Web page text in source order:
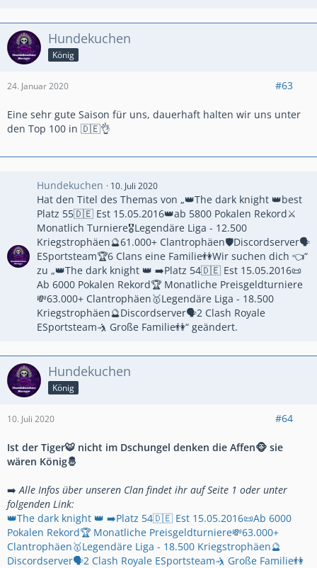
Hundekuchen
König
24. Januar 2020 #63
Eine sehr gute Saison für uns, dauerhaft halten wir uns unter
den Top 100 in 🇩🇪👌
Hundekuchen 10. Juli 2020
Hat den Titel des Themas von „👑The dark knight 👑best
Platz 55🇩🇪 Est 15.05.2016👑ab 5800 Pokalen Rekord⚔
Monatlich Turniere🎖Legendäre Liga - 12.500
Kriegstrophäen🔮61.000+ Clantrophäen🛡Discordserver🗣
ESportsteam🏆6 Clans eine Familie👫Wir suchen dich 👈“
zu „👑The dark knight 👑 ➡️Platz 54🇩🇪 Est 15.05.2016📜
Ab 6000 Pokalen Rekord🏆 Monatliche Preisgeldturniere
💸63.000+ Clantrophäen🥇Legendäre Liga - 18.500
Kriegstrophäen🔮Discordserver🗣2 Clash Royale
ESportsteam🤺 Große Familie👫“ geändert.
Hundekuchen
König
10. Juli 2020 #64
Ist der Tiger🐯 nicht im Dschungel denken die Affen🐵 sie
wären König🤴
➡️Alle Infos über unseren Clan findet ihr auf Seite 1 oder unter
folgenden Link:
👑The dark knight 👑 ➡️Platz 54🇩🇪 Est 15.05.2016📜Ab 6000
Pokalen Rekord🏆 Monatliche Preisgeldturniere💸63.000+
Clantrophäen🥇Legendäre Liga - 18.500 Kriegstrophäen🔮
Discordserver🗣2 Clash Royale ESportsteam🤺 Große Familie👫